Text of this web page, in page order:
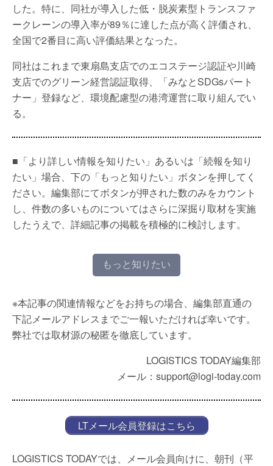
した。特に、同社が導入した低・脱炭素型トランスファ
ークレーンの導入率が89％に達した点が高く評価され、
全国で2番目に高い評価結果となった。
同社はこれまで東扇島支店でのエコステージ認証や川崎
支店でのグリーン経営認証取得、「みなとSDGsパート
ナー」登録など、環境配慮型の港湾運営に取り組んでい
る。
■「より詳しい情報を知りたい」あるいは「続報を知り
たい」場合、下の「もっと知りたい」ボタンを押してく
ださい。編集部にてボタンが押された数のみをカウント
し、件数の多いものについてはさらに深掘り取材を実施
したうえで、詳細記事の掲載を積極的に検討します。
もっと知りたい
※本記事の関連情報などをお持ちの場合、編集部直通の
下記メールアドレスまでご一報いただければ幸いです。
弊社では取材源の秘匿を徹底しています。
LOGISTICS TODAY編集部
メール：support@logi-today.com
LTメール会員登録はこちら
LOGISTICS TODAYでは、メール会員向けに、朝刊（平